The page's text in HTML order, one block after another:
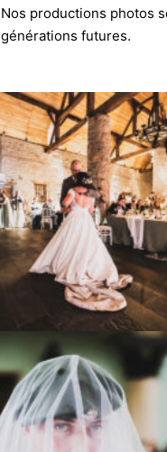
Nos productions photos
générations futures.